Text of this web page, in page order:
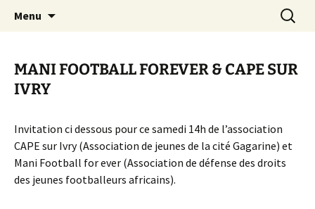
Canal Marches
Menu
MANI FOOTBALL FOREVER & CAPE SUR
IVRY
Invitation ci dessous pour ce samedi 14h de l’association
CAPE sur Ivry (Association de jeunes de la cité Gagarine) et
Mani Football for ever (Association de défense des droits
des jeunes footballeurs africains).